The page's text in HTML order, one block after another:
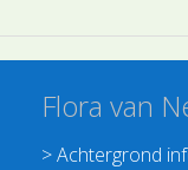
Flora van
>Achtergrond